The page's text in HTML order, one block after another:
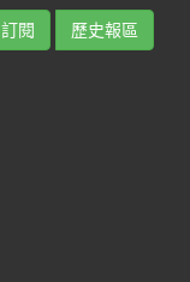
訂閱 歷史報區